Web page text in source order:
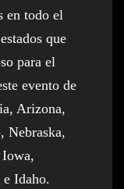
en todo el
que
para el
evento de
Arizona,
Nebraska,
Idaho.